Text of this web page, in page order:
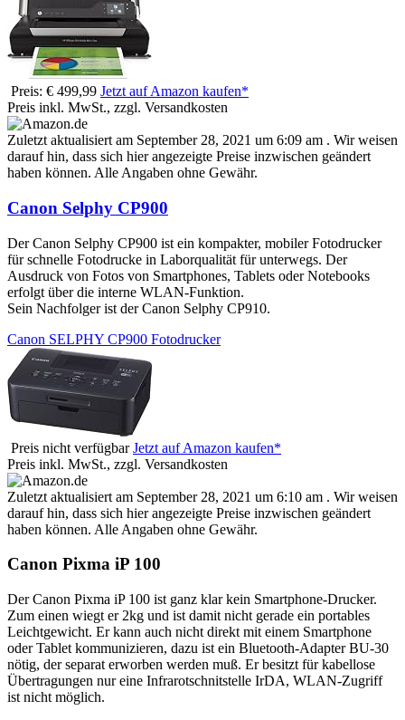
Preis: € 499,99 Jetzt auf Amazon kaufen*
Preis inkl. MwSt., zzgl. Versandkosten
Zuletzt aktualisiert am September 28, 2021 um 6:09 am . Wir weisen
darauf hin, dass sich hier angezeigte Preise inzwischen geändert
haben können. Alle Angaben ohne Gewähr.
Canon Selphy CP900
Der Canon Selphy CP900 ist ein kompakter, mobiler Fotodrucker
für schnelle Fotodrucke in Laborqualität für unterwegs. Der
Ausdruck von Fotos von Smartphones, Tablets oder Notebooks
erfolgt über die interne WLAN-Funktion.
Sein Nachfolger ist der Canon Selphy CP910.
Canon SELPHY CP900 Fotodrucker
Preis nicht verfügbar Jetzt auf Amazon kaufen*
Preis inkl. MwSt., zzgl. Versandkosten
Zuletzt aktualisiert am September 28, 2021 um 6:10 am . Wir weisen
darauf hin, dass sich hier angezeigte Preise inzwischen geändert
haben können. Alle Angaben ohne Gewähr.
Canon Pixma iP 100
Der Canon Pixma iP 100 ist ganz klar kein Smartphone-Drucker.
Zum einen wiegt er 2kg und ist damit nicht gerade ein portables
Leichtgewicht. Er kann auch nicht direkt mit einem Smartphone
oder Tablet kommunizieren, dazu ist ein Bluetooth-Adapter BU-30
nötig, der separat erworben werden muß. Er besitzt für kabellose
Übertragungen nur eine Infrarotschnitstelle IrDA, WLAN-Zugriff
ist nicht möglich.